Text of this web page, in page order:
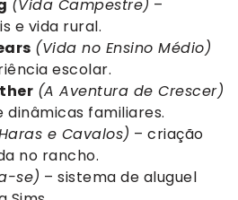
(Vida Campestre) –
e vida rural.
(Vida no Ensino Médio)
escolar.
(A Aventura de Crescer)
dinâmicas familiares.
e Cavalos) – criação
no rancho.
se) – sistema de aluguel